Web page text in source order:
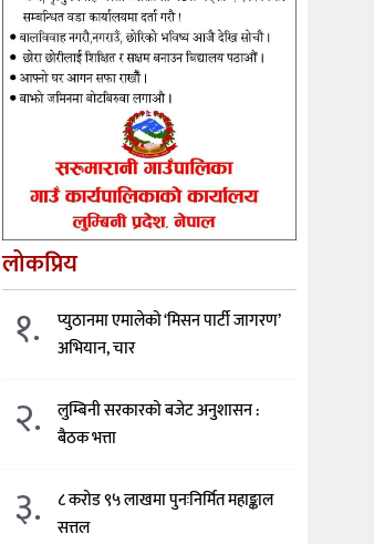
लोकप्रिय
१.
प्युठानमा एमालेको ‘मिसन पार्टी जागरण’
अभियान, चार
२.
लुम्बिनी सरकारको बजेट अनुशासन :
बैठक भत्ता
३.
८ करोड ९५ लाखमा पुनःनिर्मित महाङ्काल
सत्तल